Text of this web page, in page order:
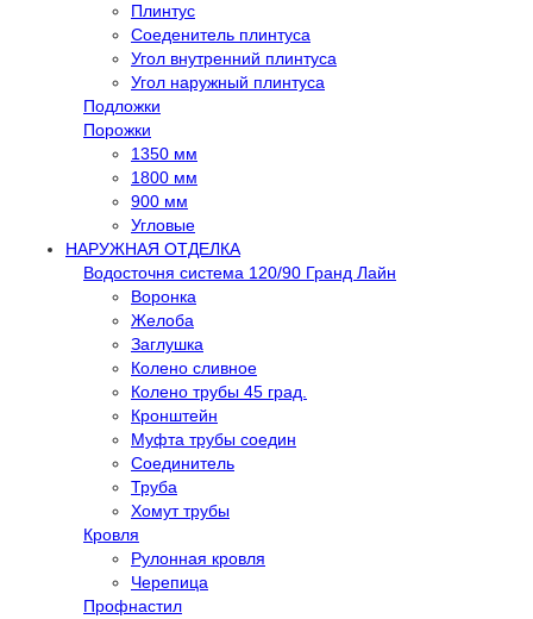
Плинтус
Соеденитель плинтуса
Угол внутренний плинтуса
Угол наружный плинтуса
Подложки
Порожки
1350 мм
1800 мм
900 мм
Угловые
НАРУЖНАЯ ОТДЕЛКА
Водосточня система 120/90 Гранд Лайн
Воронка
Желоба
Заглушка
Колено сливное
Колено трубы 45 град.
Кронштейн
Муфта трубы соедин
Соединитель
Труба
Хомут трубы
Кровля
Рулонная кровля
Черепица
Профнастил